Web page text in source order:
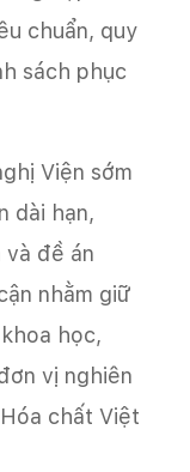
chuẩn, quy
sách phục
Viện sớm
dài hạn,
đề án
nhằm giữ
học,
vị nghiên
chất Việt